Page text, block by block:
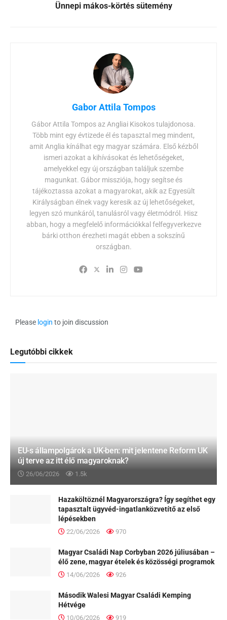
Ünnepi mákos-körtés sütemény
Gabor Attila Tompos
Gábor Attila Tompos az Angliai Kisokos tulajdonosa.
Több mint egy évtizede él és tapasztal meg mindent,
amit Anglia kínálhat egy magyar számára. Első kézből
ismeri azokat a kihívásokat és lehetőségeket,
amelyekkel egy új országban találjuk szembe
magunkat. Gábor missziója, hogy segítse és
tájékoztassa azokat a magyarokat, akik az Egyesült
Királyságban élnek vagy keresik az új lehetőségeket,
legyen szó munkáról, tanulásról vagy életmódról. Hisz
abban, hogy a megfelelő információkkal felfegyverkezve
bárki otthon érezheti magát ebben a sokszínű
országban.
Please login to join discussion
Legutóbbi cikkek
EU-s állampolgárok a UK-ben: mit jelentene Reform UK
új terve az itt élő magyaroknak?
26/06/2026 1.5k
Hazaköltöznél Magyarországra? Így segíthet egy
tapasztalt ügyvéd-ingatlanközvetítő az első
lépésekben
22/06/2026 970
Magyar Családi Nap Corbyban 2026 júliusában –
élő zene, magyar ételek és közösségi programok
14/06/2026 926
Második Walesi Magyar Családi Kemping
Hétvége
10/06/2026 919